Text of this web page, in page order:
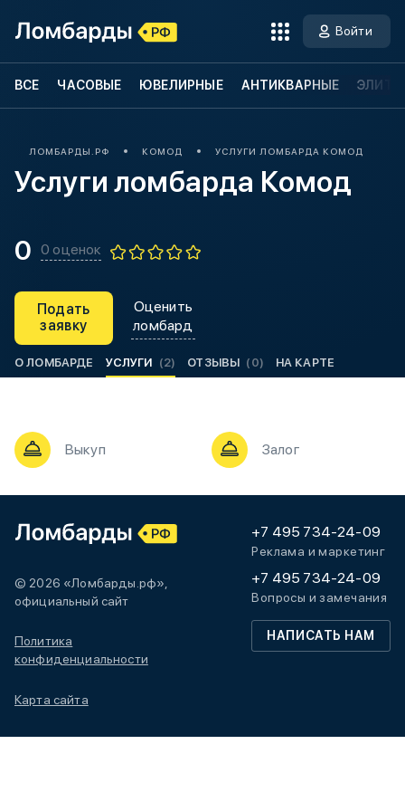
Войти
ВСЕ ЧАСОВЫЕ ЮВЕЛИРНЫЕ АНТИКВАРНЫЕ
ЛОМБАРДЫ.РФ КОМОД УСЛУГИ ЛОМБАРДА КОМОД
Услуги ломбарда Комод
0 0 оценок
Подать
заявку
Оценить
ломбард
О ЛОМБАРДЕ УСЛУГИ (2) ОТЗЫВЫ (0) НА КАРТЕ
Выкуп Залог
© 2026 «Ломбарды.рф»,
официальный сайт
Политика
конфиденциальности
Карта сайта
+7 495 734-24-09
Реклама и маркетинг
+7 495 734-24-09
Вопросы и замечания
НАПИСАТЬ НАМ